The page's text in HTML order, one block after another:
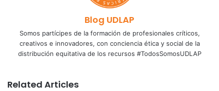
Blog UDLAP
Somos partícipes de la formación de profesionales críticos,
creativos e innovadores, con conciencia ética y social de la
distribución equitativa de los recursos #TodosSomosUDLAP
Related Articles